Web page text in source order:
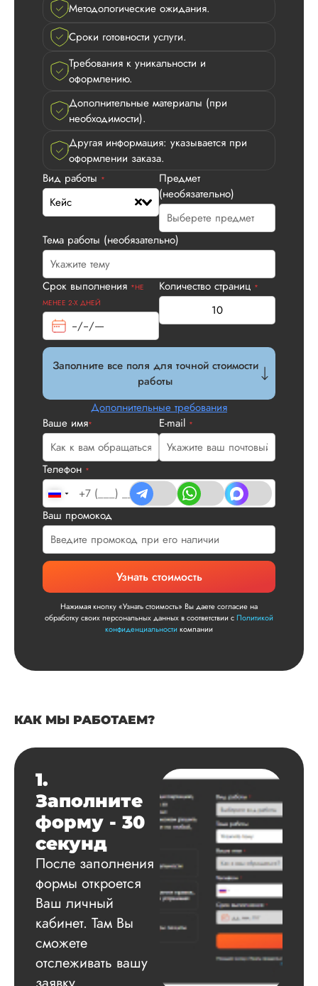
Методологические ожидания.
Сроки готовности услуги.
Требования к уникальности и
оформлению.
Дополнительные материалы (при
необходимости).
Другая информация: указывается при
оформлении заказа.
Вид работы *
Кейс
Предмет
(необязательно)
Тема работы (необязательно)
Срок выполнения *НЕ
МЕНЕЕ 2-Х ДНЕЙ
Количество страниц *
Заполните все поля для точной стоимости
работы
Дополнительные требования
Ваше имя* E-mail *
Телефон *
Ваш промокод
Узнать стоимость
Нажимая кнопку «Узнать стоимость» Вы даете согласие на
обработку своих персональных данных в соответствии сПолитикой
конфиденциальностикомпании
КАК МЫ РАБОТАЕМ?
1.
Заполните
форму - 30
секунд
После заполнения
формы откроется
Ваш личный
кабинет. Там Вы
сможете
отслеживать вашу